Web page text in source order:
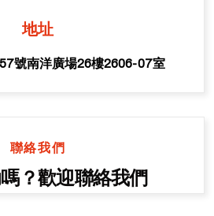
地址
號南洋廣場26樓2606-07室
聯絡我們
？歡迎聯絡我們